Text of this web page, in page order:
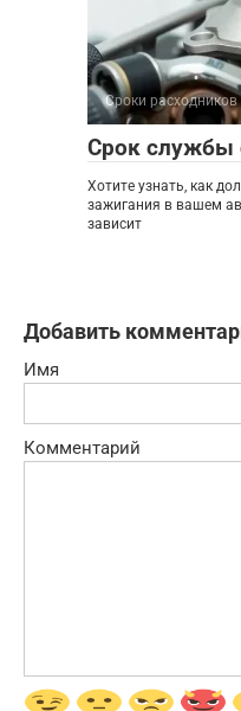
Сроки расходников
Срок службы
Хотите узнать, как
зажигания в вашем
зависит
Добавить
Имя
Комментарий